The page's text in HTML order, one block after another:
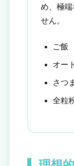
め、極
せん。
ご飯
オー
さつ
全粒